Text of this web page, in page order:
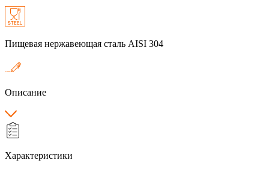
Пищевая нержавеющая сталь AISI 304
Описание
Характеристики